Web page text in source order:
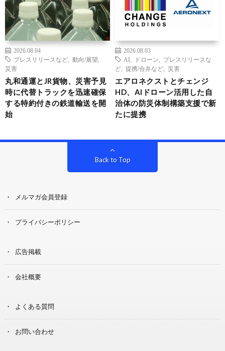
2026.08.04
プレスリリースなど
動向/展望
災害
丸和通運とJR貨物、災害予見
時に代替トラックを迅速確保
する特約付きの鉄道輸送を開
始
2026.08.03
AI
ドローン
プレスリリースな
ど
提携/合弁など 災害
エアロネクストとチェンジ
HD、AIドローン活用した自
治体の防災体制構築支援で新
たに提携
Back to Top
メルマガ会員登録
プライバシーポリシー
広告掲載
会社概要
よくある質問
お問い合わせ